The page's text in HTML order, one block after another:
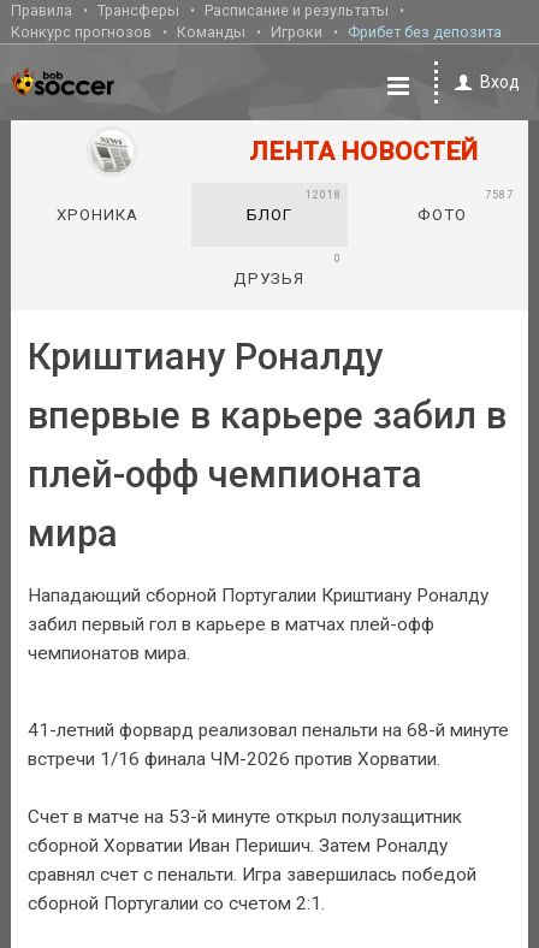
Правила Трансферы
Расписание и результаты
Конкурс прогнозов
Команды Игроки Фрибет без депозита
Вход
ЛЕНТА НОВОСТЕЙ
ХРОНИКА БЛОГ
12018
ФОТО
7587
ДРУЗЬЯ
0
Криштиану Роналду
впервые в карьере забил в
плей-офф чемпионата
мира
Нападающий сборной Португалии Криштиану Роналду
забил первый гол в карьере в матчах плей-офф
чемпионатов мира.
41-летний форвард реализовал пенальти на 68-й минуте
встречи 1/16 финала ЧМ-2026 против Хорватии.
Счет в матче на 53-й минуте открыл полузащитник
сборной Хорватии Иван Перишич. Затем Роналду
сравнял счет с пенальти. Игра завершилась победой
сборной Португалии со счетом 2:1.